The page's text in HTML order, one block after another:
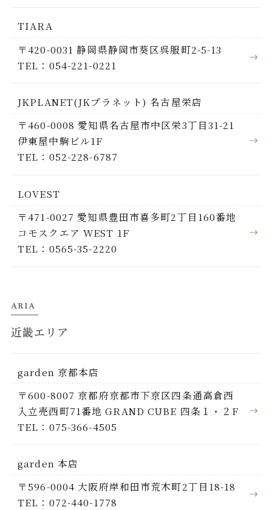
TIARA
〒420-0031 静岡県静岡市葵区呉服町2-5-13
TEL：054-221-0221
JKPLANET(JKプラネット) 名古屋栄店
〒460-0008 愛知県名古屋市中区栄3丁目31-21
伊東屋中駒ビル1F
TEL：052-228-6787
LOVEST
〒471-0027 愛知県豊田市喜多町2丁目160番地
コモスクエア WEST 1F
TEL：0565-35-2220
ARIA
近畿エリア
garden 京都本店
〒600-8007 京都府京都市下京区四条通高倉西
入立売西町71番地 GRAND CUBE 四条１・２F
TEL：075-366-4505
garden 本店
〒596-0004 大阪府岸和田市荒木町2丁目18-18
TEL：072-440-1778